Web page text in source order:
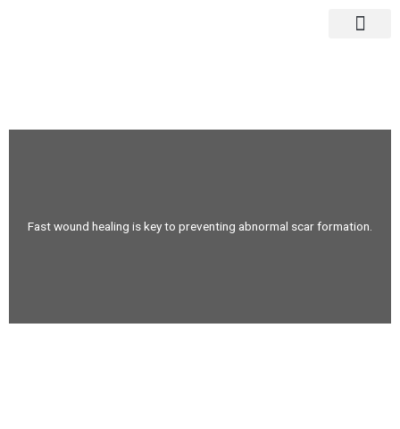
Fast wound healing is key to preventing abnormal scar formation.